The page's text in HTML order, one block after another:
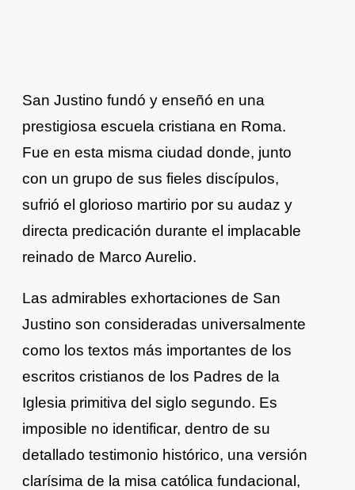
San Justino fundó y enseñó en una
prestigiosa escuela cristiana en Roma.
Fue en esta misma ciudad donde, junto
con un grupo de sus fieles discípulos,
sufrió el glorioso martirio por su audaz y
directa predicación durante el implacable
reinado de Marco Aurelio.
Las admirables exhortaciones de San
Justino son consideradas universalmente
como los textos más importantes de los
escritos cristianos de los Padres de la
Iglesia primitiva del siglo segundo. Es
imposible no identificar, dentro de su
detallado testimonio histórico, una versión
clarísima de la misa católica fundacional,